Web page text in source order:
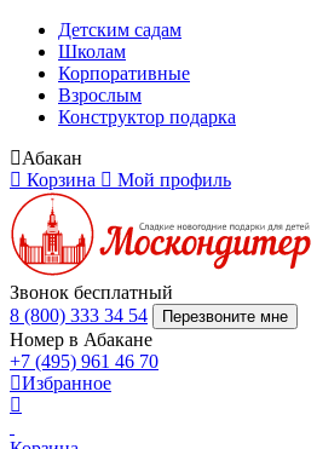
Детским садам
Школам
Корпоративные
Взрослым
Конструктор подарка
Абакан
Корзина
Мой профиль
Звонок бесплатный
8 (800) 333 34 54
Перезвоните мне
Номер в Абакане
+7 (495) 961 46 70
Избранное